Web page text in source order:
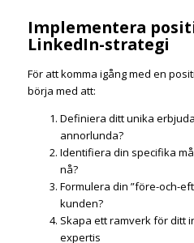
Implementera
LinkedIn-strategi
För att komma igång med en
börja med att:
Definiera ditt unika
annorlunda?
Identifiera din specifika
nå?
Formulera din ”före-och-
kunden?
Skapa ett ramverk för ditt
expertis